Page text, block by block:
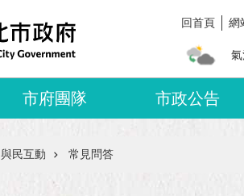
回首頁 網
氣
市府團隊 市政公告
與民互動 常見問答